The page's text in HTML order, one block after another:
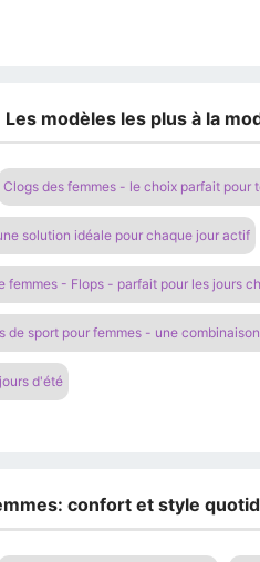
modèles les plus à la
Clogs des femmes - le choix parfait pour
solution idéale pour chaque jour actif
femmes - Flops - parfait pour les jours
de sport pour femmes - une
d'été
confort et style